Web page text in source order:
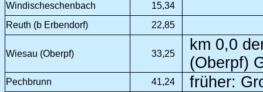
Windischeschenbach
15,34
Reuth (b Erbendorf)
22,85
Wiesau (Oberpf) 33,25
km 0,0
(Oberpf)
Pechbrunn 41,24 früher: